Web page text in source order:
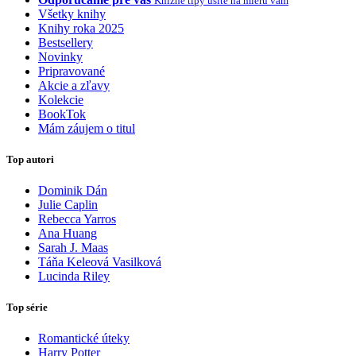
Všetky knihy
Knihy roka 2025
Bestsellery
Novinky
Pripravované
Akcie a zľavy
Kolekcie
BookTok
Mám záujem o titul
Top autori
Dominik Dán
Julie Caplin
Rebecca Yarros
Ana Huang
Sarah J. Maas
Táňa Keleová Vasilková
Lucinda Riley
Top série
Romantické úteky
Harry Potter